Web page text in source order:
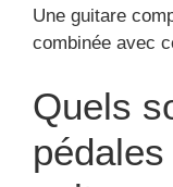
Une guitare
combinée avec
Quels
pédales